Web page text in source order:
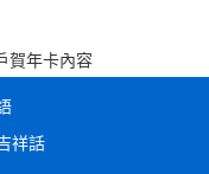
賀年卡內容
祥話